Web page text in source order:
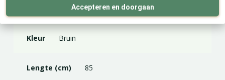
Accepteren en doorgaan
Beeztees
Kleur Bruin
Lengte (cm) 85